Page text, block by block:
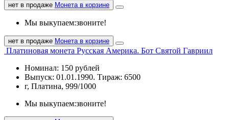
нет в продаже Монета в корзине
Мы выкупаем:звоните!
нет в продаже Монета в корзине
Платиновая монета Русская Америка. Бот Святой Гавриил
Номинал: 150 рублей
Выпуск: 01.01.1990. Тираж: 6500
г, Платина, 999/1000
Мы выкупаем:звоните!